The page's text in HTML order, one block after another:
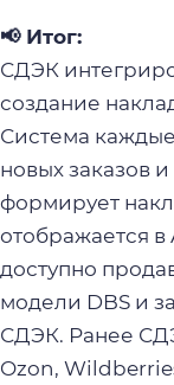
📢 Итог:
СДЭК
создание
Система
новых заказов
формирует
отображается
доступно
модели DBS и
СДЭК. Ранее
Ozon,